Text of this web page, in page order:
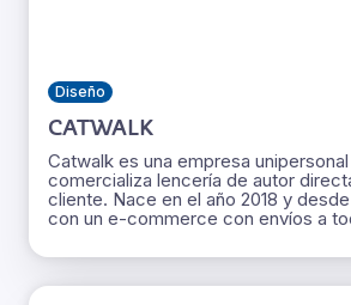
Diseño
CATWALK
Catwalk es una empresa
comercializa lencería de autor
cliente. Nace en el año 2018 y
con un e-commerce con envíos a